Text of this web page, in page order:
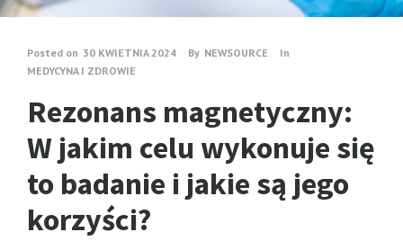
Posted on 30 KWIETNIA 2024 By NEWSOURCE
In
MEDYCYNA I ZDROWIE
Rezonans magnetyczny:
W jakim celu wykonuje się
to badanie i jakie są jego
korzyści?